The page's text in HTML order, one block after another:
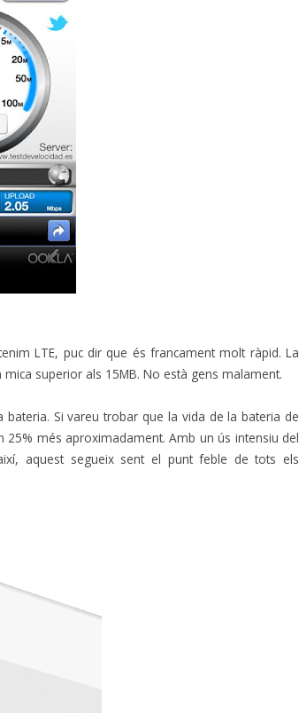
LTE, puc dir que és francament molt ràpid. La
superior als 15MB. No està gens malament.
Si vareu trobar que la vida de la bateria de
més aproximadament. Amb un ús intensiu del
aquest segueix sent el punt feble de tots els